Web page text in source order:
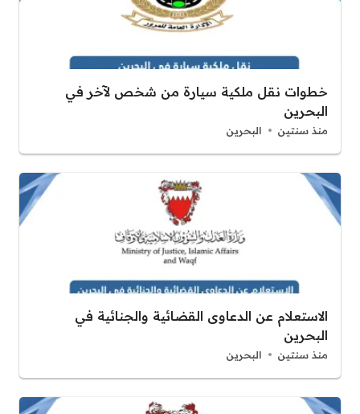
خطوات نقل ملكية سيارة من شخص لآخر في
البحرين
منذ سنتين البحرين
الاستعلام عن الدعاوى القضائية والجنائية في
البحرين
منذ سنتين البحرين